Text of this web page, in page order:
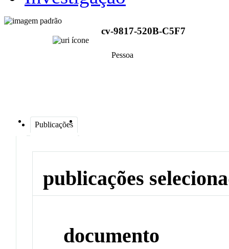
cv-9817-520B-C5F7
Pessoa
Publicações
publicações
documento